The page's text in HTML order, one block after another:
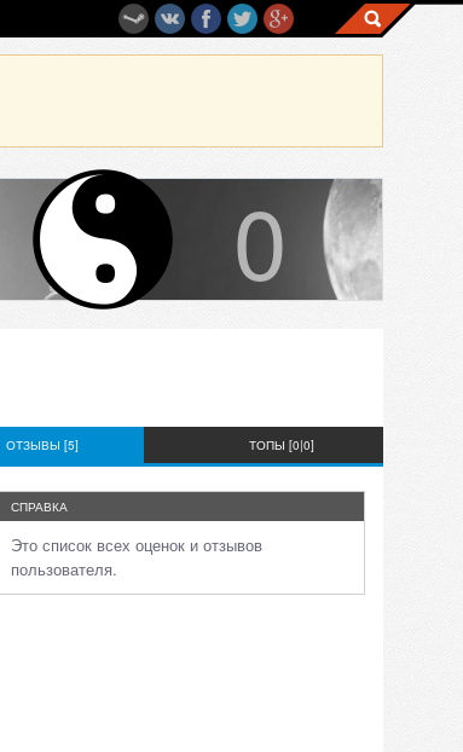
0
ОТЗЫВЫ [5] ТОПЫ [0|0]
СПРАВКА
Это список всех оценок и отзывов
пользователя.